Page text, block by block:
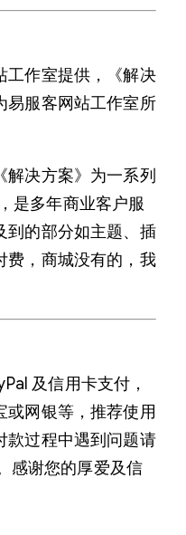
工作室提供，《解决
易服客网站工作室所
决方案》为一系列
是多年商业客户服
到的部分如主题、插
费，商城没有的，我
及信用卡支付，
或网银等，推荐使用
款过程中遇到问题请
感谢您的厚爱及信